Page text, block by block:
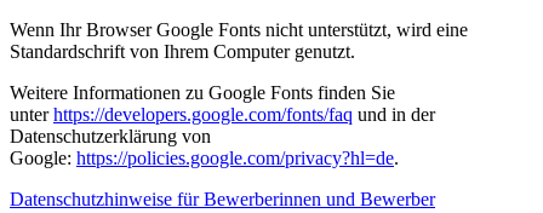
Wenn Ihr Browser Google Fonts nicht unterstützt, wird eine
Standardschrift von Ihrem Computer genutzt.
Weitere Informationen zu Google Fonts finden Sie
unterhttps://developers.google.com/fonts/faq und in der
Datenschutzerklärung von
Google: https://policies.google.com/privacy?hl=de.
Datenschutzhinweise für Bewerberinnen und Bewerber